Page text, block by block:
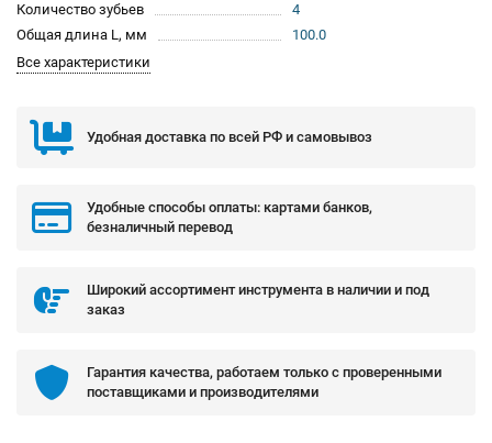
Количество зубьев
4
Общая длина L, мм
100.0
Все характеристики
Удобная доставка по всей РФ и самовывоз
Удобные способы оплаты: картами банков,
безналичный перевод
Широкий ассортимент инструмента в наличии и под
заказ
Гарантия качества, работаем только с проверенными
поставщиками и производителями